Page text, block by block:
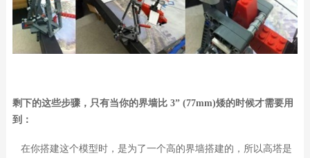
剩下的这些步骤，只有当你的界墙比 3” (77mm)矮的时候才需要用
到：
在你搭建这个模型时，是为了一个高的界墙搭建的，所以高塔是